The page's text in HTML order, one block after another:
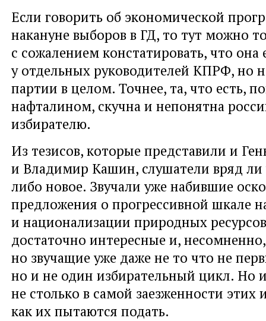
Если говорить об экономической
накануне выборов в ГД, то тут можно
с сожалением констатировать, что она
у отдельных руководителей КПРФ, но
партии в целом. Точнее, та, что есть,
нафталином, скучна и непонятна
избирателю.
Из тезисов, которые представили и
и Владимир Кашин, слушатели вряд ли
либо новое. Звучали уже набившие
предложения о прогрессивной шкале
и национализации природных
достаточно интересные и,
но звучащие уже даже не то что не
но и не один избирательный цикл. Но
не столько в самой заезженности этих
как их пытаются подать.